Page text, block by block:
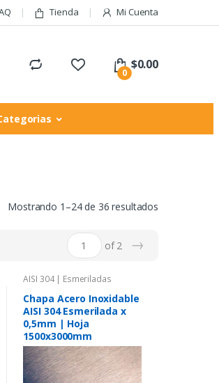
Tienda Mi Cuenta
0
$0.00
Mostrando 1–24 de 36 resultados
of 2 →
AISI 304 | Esmeriladas
Chapa Acero Inoxidable
AISI 304 Esmerilada x
0,5mm | Hoja
1500x3000mm